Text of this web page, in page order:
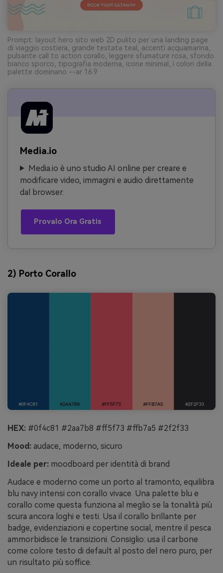
Prompt: layout hero sito web 2D pulito per una landing page
di viaggio costiera, grande testata teal, accenti acquamarina,
pulsante call to action corallo, leggere sfumature rosa, sfondo
bianco sporco, tipografia moderna, icone minimal, i colori della
palette dominano --ar 16:9
Media.io
Media.io è uno studio AI online per creare e
modificare video, immagini e audio direttamente
dal browser.
Provalo Ora Gratis
2) Porto Corallo
HEX: #0f4c81 #2aa7b8 #ff5f73 #ffb7a5 #2f2f33
Mood: audace, moderno, sicuro
Ideale per: moodboard per identità di brand
Audace e moderno come un porto al tramonto, equilibra
blu navy intensi con corallo vivace. Una palette blu e
corallo come questa funziona al meglio se la tonalità più
scura ancora loghi e testi. Usa il corallo brillante per
badge, evidenziazioni e copertine social, mentre il pesca
ammorbidisce le transizioni. Consiglio: usa il carbone
come colore testo di default al posto del nero puro, per
un risultato più soffice.